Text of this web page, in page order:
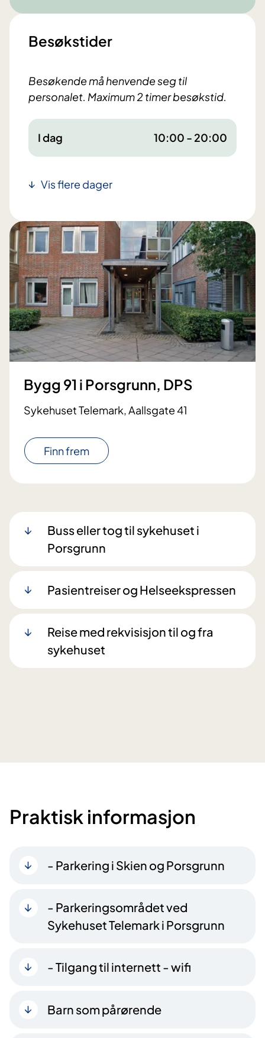
Besøkstider
Besøkende må henvende seg til
personalet. Maximum 2 timer besøkstid.
I dag 10:00 - 20:00
Vis flere dager
Bygg 91 i Porsgrunn, DPS
Sykehuset Telemark, Aallsgate 41
Finn frem
Buss eller tog til sykehuset i
Porsgrunn
Pasientreiser og Helseekspressen
Reise med rekvisisjon til og fra
sykehuset
Praktisk informasjon
- Parkering i Skien og Porsgrunn
- Parkeringsområdet ved
Sykehuset Telemark i Porsgrunn
- Tilgang til internett - wifi
Barn som pårørende